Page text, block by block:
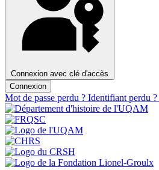
Connexion avec clé d'accès
Connexion
Mot de passe perdu ? Identifiant perdu ?